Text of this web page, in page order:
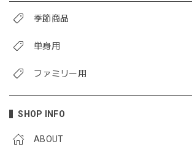
季節商品
単身用
ファミリー用
SHOP INFO
ABOUT